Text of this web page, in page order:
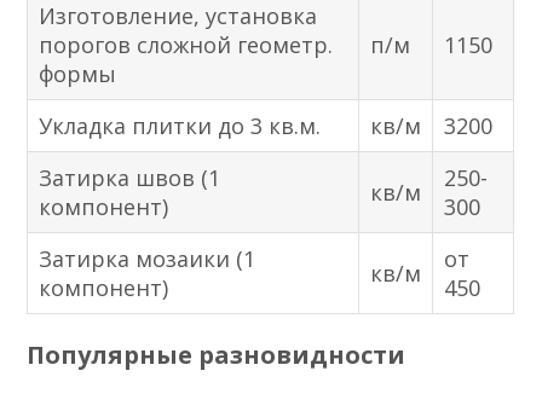
Изготовление, установка
порогов сложной геометр.
формы
п/м 1150
Укладка плитки до 3 кв.м. кв/м
3200
Затирка швов (1
компонент)
кв/м
250-
300
Затирка мозаики (1
компонент)
кв/м
от
450
Популярные разновидности